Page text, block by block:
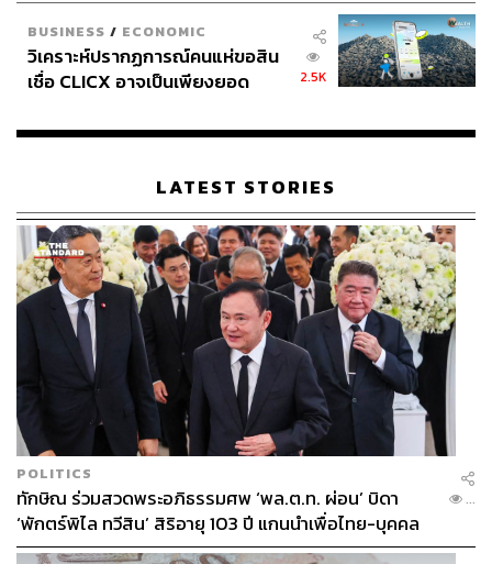
BUSINESS / ECONOMIC
วิเคราะห์ปรากฏการณ์คนแห่ขอสิน
เชื่อ CLICX อาจเป็นเพียงยอด
เรือนไทยที่ถูกซุกไว้
2.5K
LATEST STORIES
POLITICS
ทักษิณ ร่วมสวดพระอภิธรรมศพ ‘พล.ต.ท. ผ่อน’ บิดา
‘พักตร์พิไล ทวีสิน’ สิริอายุ 103 ปี แกนนำเพื่อไทย-บุคคล
หลากวงการร่วมอาลัย
...